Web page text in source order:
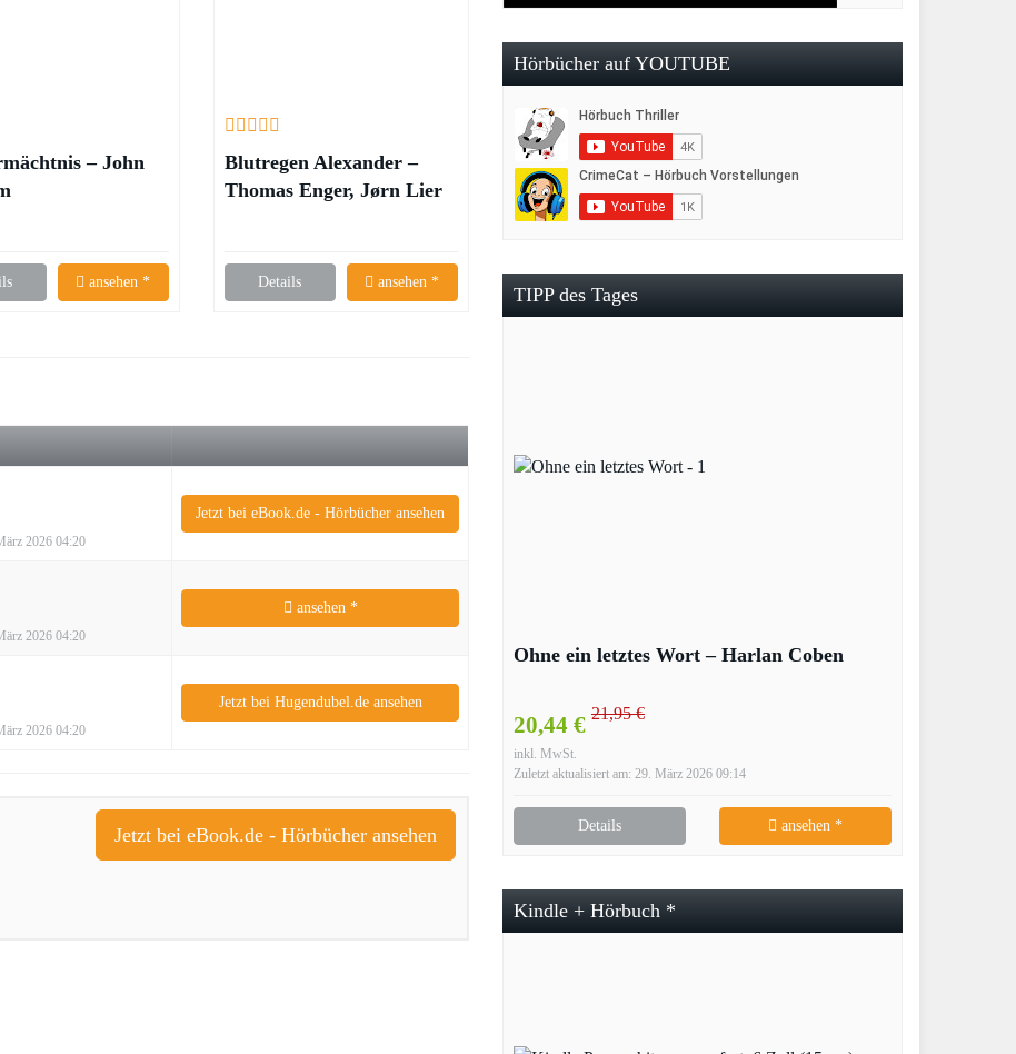
– John
ansehen *
Blutregen Alexander –
Thomas Enger, Jørn Lier
Details ansehen *
2026 04:20
Jetzt bei eBook.de - Hörbücher ansehen
2026 04:20
ansehen *
2026 04:20
Jetzt bei Hugendubel.de ansehen
Jetzt bei eBook.de - Hörbücher ansehen
Hörbücher auf YOUTUBE
TIPP des Tages
Ohne ein letztes Wort – Harlan Coben
20,44 € 21,95 €
inkl. MwSt.
Zuletzt aktualisiert am: 29. März 2026 09:14
Details ansehen *
Kindle + Hörbuch *